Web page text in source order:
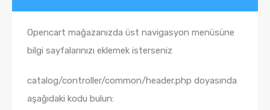
Opencart mağazanızda üst navigasyon menüsüne
bilgi sayfalarınızı eklemek isterseniz
catalog/controller/common/header.php doyasında
aşağıdaki kodu bulun: